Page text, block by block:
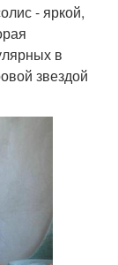
- яркой,
в
звездой